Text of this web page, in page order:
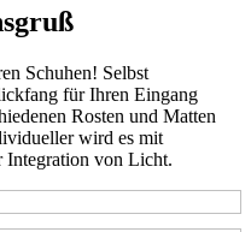
Schuhen! Selbst
für Ihren Eingang
Rosten und Matten
wird es mit
Integration von Licht.